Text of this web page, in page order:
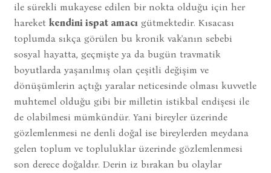
ile sürekli mukayese edilen bir nokta olduğu için her
hareket kendini ispat amacı gütmektedir. Kısacası
toplumda sıkça görülen bu kronik vak'anın sebebi
sosyal hayatta, geçmişte ya da bugün travmatik
boyutlarda yaşanılmış olan çeşitli değişim ve
dönüşümlerin açtığı yaralar neticesinde olması kuvvetle
muhtemel olduğu gibi bir milletin istikbal endişesi ile
de olabilmesi mümkündür. Yani bireyler üzerinde
gözlemlenmesi ne denli doğal ise bireylerden meydana
gelen toplum ve topluluklar üzerinde gözlemlenmesi
son derece doğaldır. Derin iz bırakan bu olaylar